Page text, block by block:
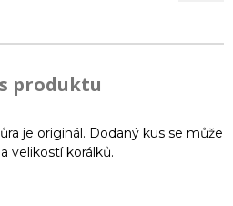
produktu
je originál. Dodaný kus se může
velikostí korálků.